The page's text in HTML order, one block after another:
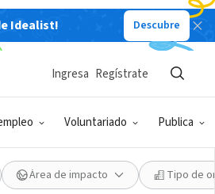
Idealist! Descubre
Voluntariado Publica
Ingresa Regístrate
Área de impacto Tipo de
DE LUCRO
Researchers
Union